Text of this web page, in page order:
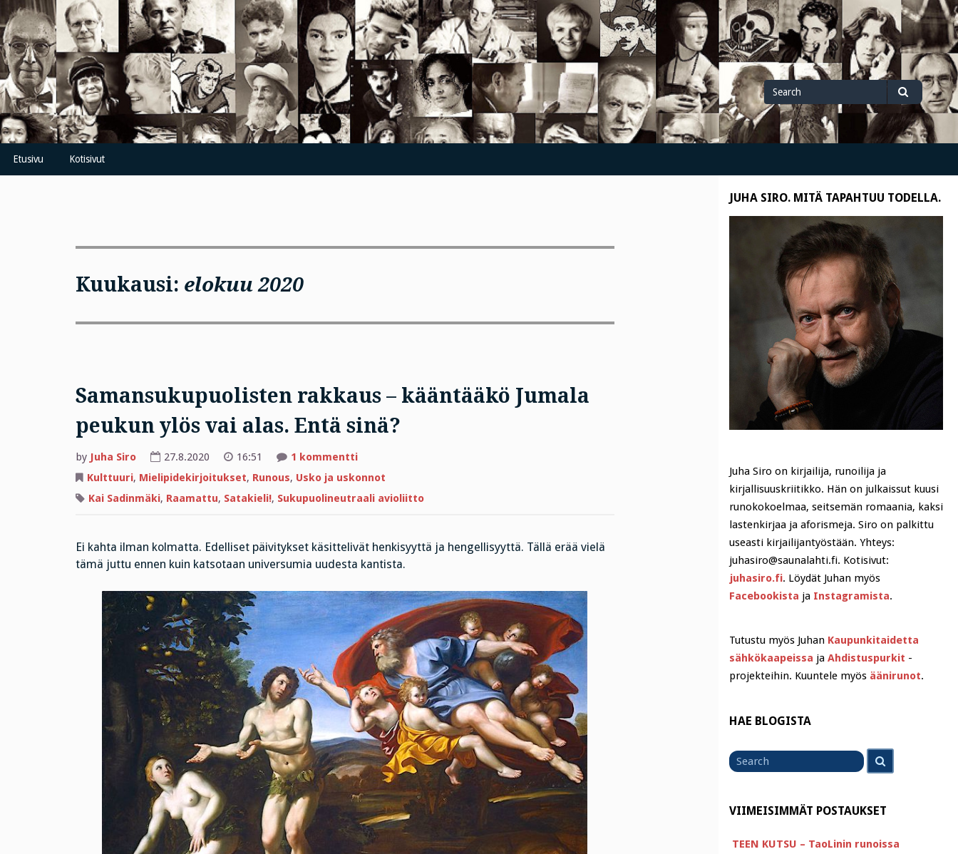
Skip
to
content
Search
for
Search
Etusivu Kotisivut
Kuukausi: elokuu 2020
Samansukupuolisten rakkaus – kääntääkö Jumala
peukun ylös vai alas. Entä sinä?
by Juha Siro 27.8.2020 16:51 1 kommenttiartikkeliin
rakkaus
kääntääkö
Jumala
alas.
sinä?
Kulttuuri, Mielipidekirjoitukset, Runous, Usko ja uskonnot
Kai Sadinmäki, Raamattu, Satakieli!, Sukupuolineutraali avioliitto
Ei kahta ilman kolmatta. Edelliset päivitykset käsittelivät henkisyyttä ja hengellisyyttä. Tällä erää vielä
tämä juttu ennen kuin katsotaan universumia uudesta kantista.
JUHA SIRO. MITÄ TAPAHTUU TODELLA.
Juha Siro on kirjailija, runoilija ja
kirjallisuuskriitikko. Hän on julkaissut kuusi
runokokoelmaa, seitsemän romaania, kaksi
lastenkirjaa ja aforismeja. Siro on palkittu
useasti kirjailijantyöstään. Yhteys:
juhasiro@saunalahti.fi. Kotisivut:
juhasiro.fi. Löydät Juhan myös
Facebookista ja Instagramista.
Tutustu myös Juhan Kaupunkitaidetta
sähkökaapeissa ja Ahdistuspurkit -
projekteihin. Kuuntele myös äänirunot.
HAE BLOGISTA
for
VIIMEISIMMÄT POSTAUKSET
TEEN KUTSU – TaoLinin runoissa